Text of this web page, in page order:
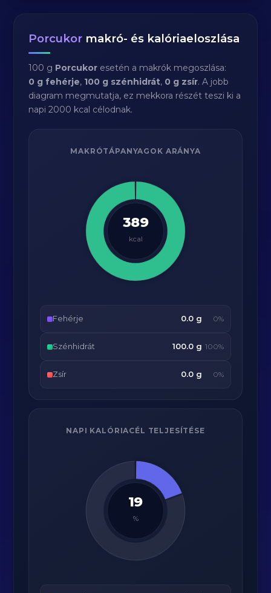
Porcukor makró- és kalóriaeloszlása
100 g Porcukor esetén a makrók megoszlása:
0 g fehérje, 100 g szénhidrát, 0 g zsír. A jobb
diagram megmutatja, ez mekkora részét teszi ki a
napi 2000 kcal célodnak.
MAKRÓTÁPANYAGOK ARÁNYA
389
kcal
Fehérje 0.0 g 0%
Szénhidrát 100.0 g 100%
Zsír 0.0 g 0%
NAPI KALÓRIACÉL TELJESÍTÉSE
19
%